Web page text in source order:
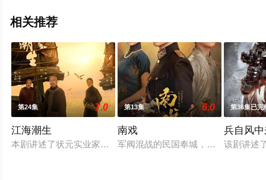
相关推荐
第24集 7.0
江海潮生
本剧讲述了状元实业家张謇创办大生企业，实业报国的故事。
第13集 6.0
南戏
军阀混战的民国奉城，玉佛头离奇失
第36集已完
兵自风
该剧讲述